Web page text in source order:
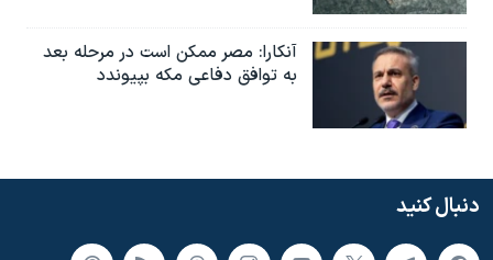
آنکارا: مصر ممکن است در مرحله بعد
به توافق دفاعی مکه بپیوندد
دنبال کنید